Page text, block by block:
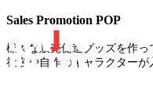
Sales Promotion POP
様々な販売促進グッズを作っ
社名や自作のキャラクター